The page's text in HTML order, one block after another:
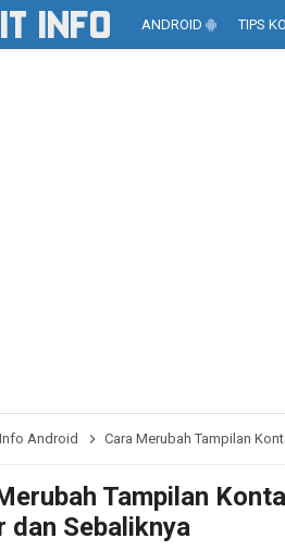
ANDROID TIPS
Info Android Cara Merubah Tampilan
Tampilan
dan Sebaliknya